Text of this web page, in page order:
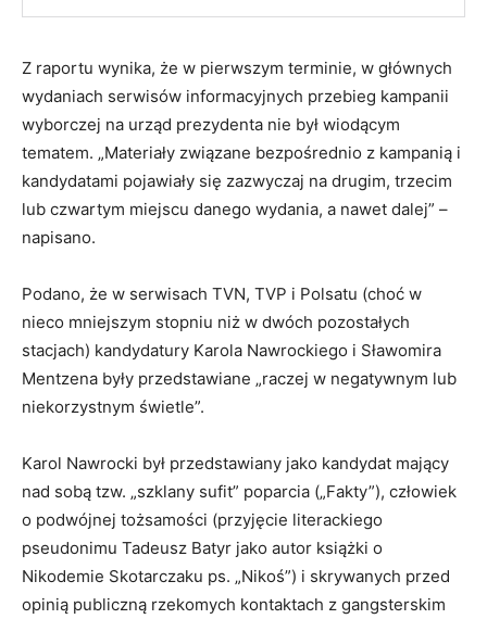
Z raportu wynika, że w pierwszym terminie, w głównych
wydaniach serwisów informacyjnych przebieg kampanii
wyborczej na urząd prezydenta nie był wiodącym
tematem. „Materiały związane bezpośrednio z kampanią i
kandydatami pojawiały się zazwyczaj na drugim, trzecim
lub czwartym miejscu danego wydania, a nawet dalej” –
napisano.
Podano, że w serwisach TVN, TVP i Polsatu (choć w
nieco mniejszym stopniu niż w dwóch pozostałych
stacjach) kandydatury Karola Nawrockiego i Sławomira
Mentzena były przedstawiane „raczej w negatywnym lub
niekorzystnym świetle”.
Karol Nawrocki był przedstawiany jako kandydat mający
nad sobą tzw. „szklany sufit” poparcia („Fakty”), człowiek
o podwójnej tożsamości (przyjęcie literackiego
pseudonimu Tadeusz Batyr jako autor książki o
Nikodemie Skotarczaku ps. „Nikoś”) i skrywanych przed
opinią publiczną rzekomych kontaktach z gangsterskim